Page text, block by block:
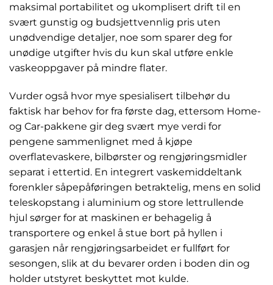
maksimal portabilitet og ukomplisert drift til en
svært gunstig og budsjettvennlig pris uten
unødvendige detaljer, noe som sparer deg for
unødige utgifter hvis du kun skal utføre enkle
vaskeoppgaver på mindre flater.
Vurder også hvor mye spesialisert tilbehør du
faktisk har behov for fra første dag, ettersom Home-
og Car-pakkene gir deg svært mye verdi for
pengene sammenlignet med å kjøpe
overflatevaskere, bilbørster og rengjøringsmidler
separat i ettertid. En integrert vaskemiddeltank
forenkler såpepåføringen betraktelig, mens en solid
teleskopstang i aluminium og store lettrullende
hjul sørger for at maskinen er behagelig å
transportere og enkel å stue bort på hyllen i
garasjen når rengjøringsarbeidet er fullført for
sesongen, slik at du bevarer orden i boden din og
holder utstyret beskyttet mot kulde.